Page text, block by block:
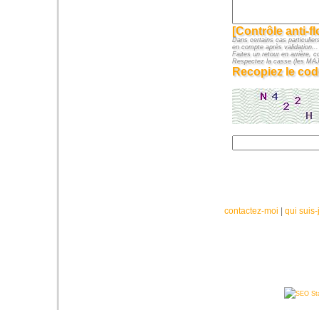
[Contrôle anti-
Dans certains cas
en compte après
Faites un retour en arrière,
Respectez la casse (les
Recopiez le
contactez-moi qui